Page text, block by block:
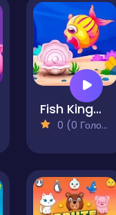
Fish Kingdom
0 (0 Голосів)